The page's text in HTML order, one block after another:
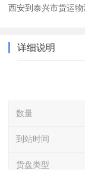
西安到泰兴市货运
详细说明
数量
到站时间
货盘类型